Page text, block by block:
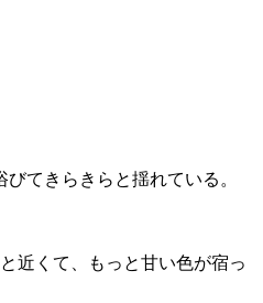
てきらきらと揺れている。
近くて、もっと甘い色が宿っ